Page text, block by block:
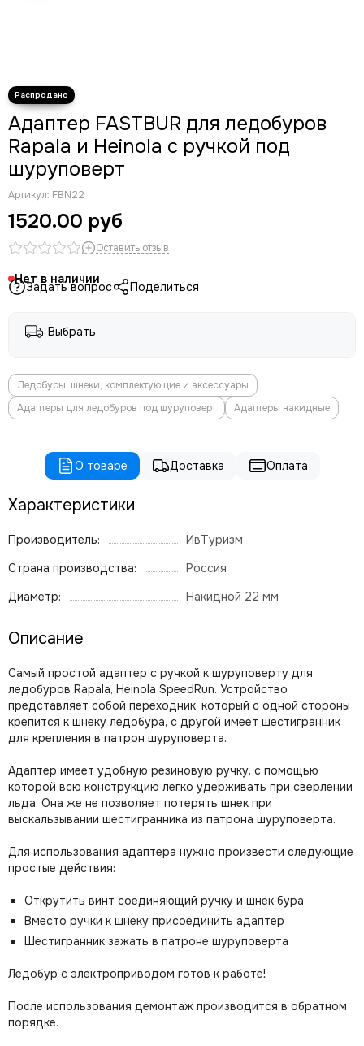
Адаптер FASTBUR для ледобуров
Rapala и Heinola с ручкой под
шуруповерт
Артикул: FBN22
1520.00 руб
Оставить отзыв
Нет в наличии
Задать вопрос Поделиться
Выбрать
Ледобуры, шнеки, комплектующие и аксессуары
Адаптеры для ледобуров под шуруповерт
Адаптеры накидные
О товаре Доставка Оплата
Характеристики
Производитель:
ИвТуризм
Страна производства:
Россия
Диаметр:
Накидной 22 мм
Описание
Самый простой адаптер с ручкой к шуруповерту для
ледобуров Rapala, Heinola SpeedRun. Устройство
представляет собой переходник, который с одной стороны
крепится к шнеку ледобура, с другой имеет шестигранник
для крепления в патрон шуруповерта.
Адаптер имеет удобную резиновую ручку, с помощью
которой всю конструкцию легко удерживать при сверлении
льда. Она же не позволяет потерять шнек при
выскальзывании шестигранника из патрона шуруповерта.
Для использования адаптера нужно произвести следующие
простые действия:
Открутить винт соединяющий ручку и шнек бура
Вместо ручки к шнеку присоединить адаптер
Шестигранник зажать в патроне шуруповерта
Ледобур с электроприводом готов к работе!
После использования демонтаж производится в обратном
порядке.